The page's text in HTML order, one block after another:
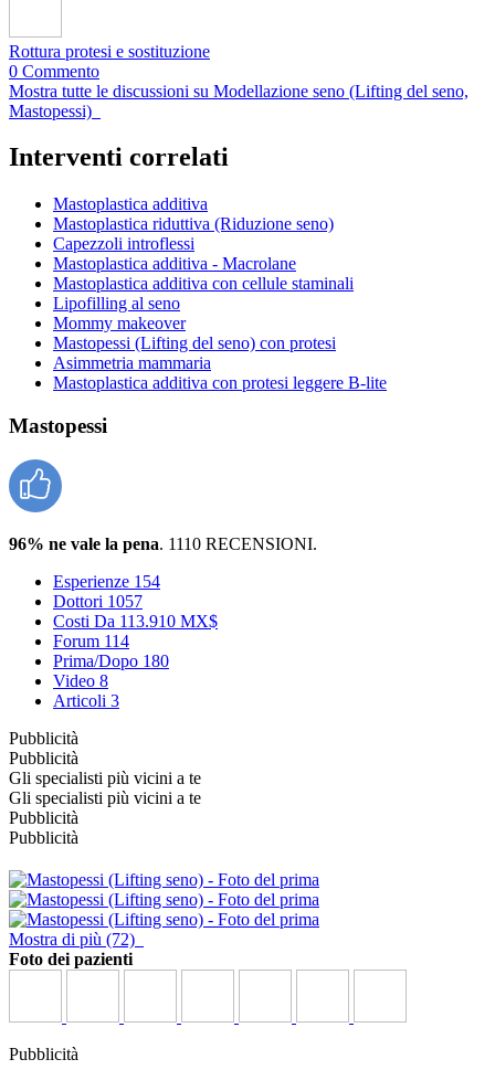
Rottura protesi e sostituzione
0 Commento
Mostra tutte le discussioni su Modellazione seno (Lifting del seno,
Mastopessi)
Interventi correlati
Mastoplastica additiva
Mastoplastica riduttiva (Riduzione seno)
Capezzoli introflessi
Mastoplastica additiva - Macrolane
Mastoplastica additiva con cellule staminali
Lipofilling al seno
Mommy makeover
Mastopessi (Lifting del seno) con protesi
Asimmetria mammaria
Mastoplastica additiva con protesi leggere B-lite
Mastopessi
96% ne vale la pena. 1110 RECENSIONI.
Esperienze 154
Dottori 1057
Costi Da 113.910 MX$
Forum 114
Prima/Dopo 180
Video 8
Articoli 3
Pubblicità
Pubblicità
Gli specialisti più vicini a te
Gli specialisti più vicini a te
Pubblicità
Pubblicità
Mostra di più (72)
Foto dei pazienti
Pubblicità